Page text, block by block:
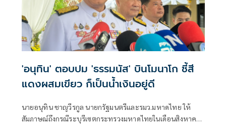
'อนุทิน' ตอบปม 'ธรรมนัส' บินโมนาโก ชี้สี
แดงผสมเขียว ก็เป็นน้ำเงินอยู่ดี
นายอนุทิน ชาญวีรกูล นายกรัฐมนตรีและรมว.มหาดไทย ให้
สัมภาษณ์ถึงกรณีระบุรีเซตกระทรวงมหาดไทยในเดือนสิงหาคม